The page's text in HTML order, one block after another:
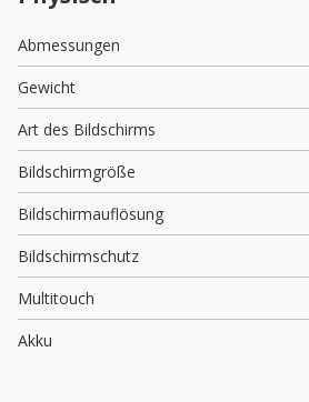
Abmessungen
Gewicht
Art des Bildschirms
Bildschirmgröße
Bildschirmauflösung
Bildschirmschutz
Multitouch
Akku